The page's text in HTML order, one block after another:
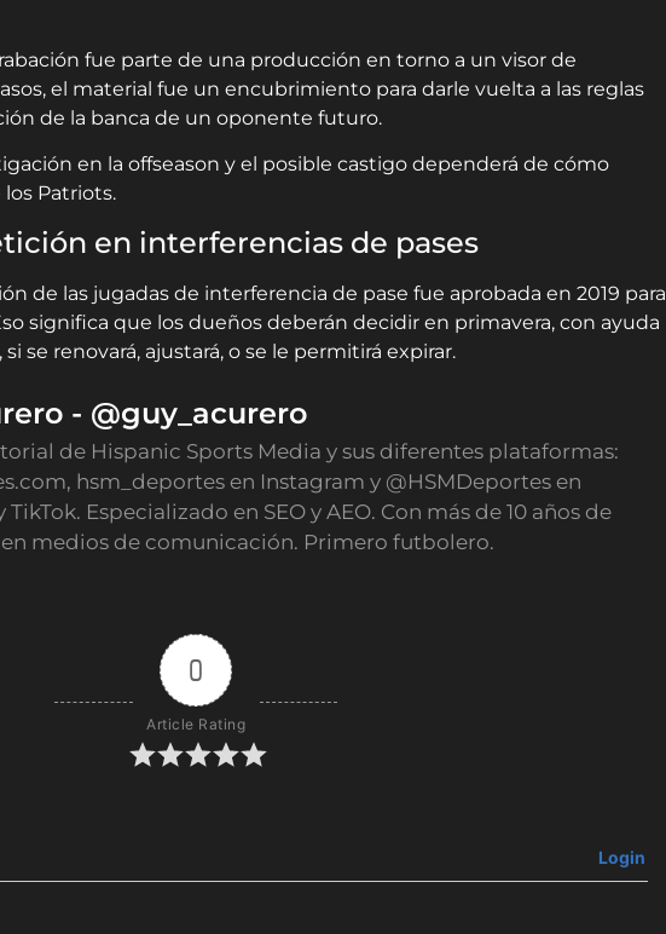
fue parte de una producción en torno a un visor de
el material fue un encubrimiento para darle vuelta a las reglas
de la banca de un oponente futuro.
en la offseason y el posible castigo dependerá de cómo
Patriots.
en interferencias de pases
de las jugadas de interferencia de pase fue aprobada en 2019 para
significa que los dueños deberán decidir en primavera, con ayuda
se renovará, ajustará, o se le permitirá expirar.
- @guy_acurero
de Hispanic Sports Media y sus diferentes plataformas:
hsm_deportes en Instagram y @HSMDeportes en
TikTok. Especializado en SEO y AEO. Con más de 10 años de
medios de comunicación. Primero futbolero.
0
Article Rating
Login